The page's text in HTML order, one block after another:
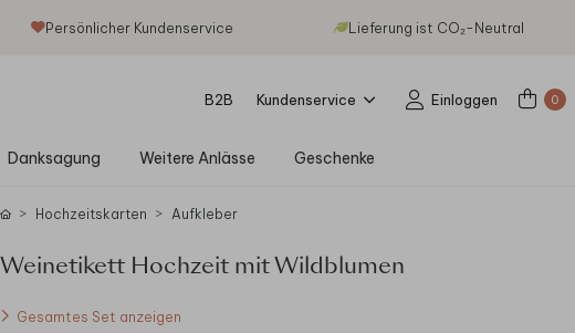
Persönlicher Kundenservice Lieferung ist CO₂-Neutral
B2B Kundenservice Einloggen 0
Danksagung Weitere Anlässe Geschenke
Hochzeitskarten Aufkleber
Weinetikett Hochzeit mit Wildblumen
Gesamtes Set anzeigen